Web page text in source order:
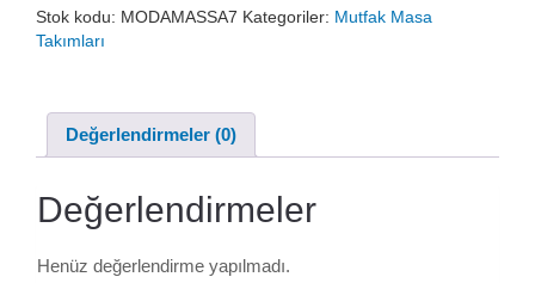
₺56.600,00.
Stok kodu: MODAMASSA7 Kategoriler: Mutfak Masa
Takımları
Değerlendirmeler (0)
Değerlendirmeler
Henüz değerlendirme yapılmadı.